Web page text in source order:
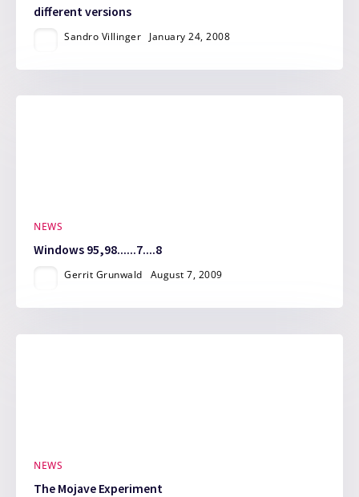
different versions
Sandro Villinger January 24, 2008
NEWS
Windows 95,98......7....8
Gerrit Grunwald August 7, 2009
NEWS
The Mojave Experiment